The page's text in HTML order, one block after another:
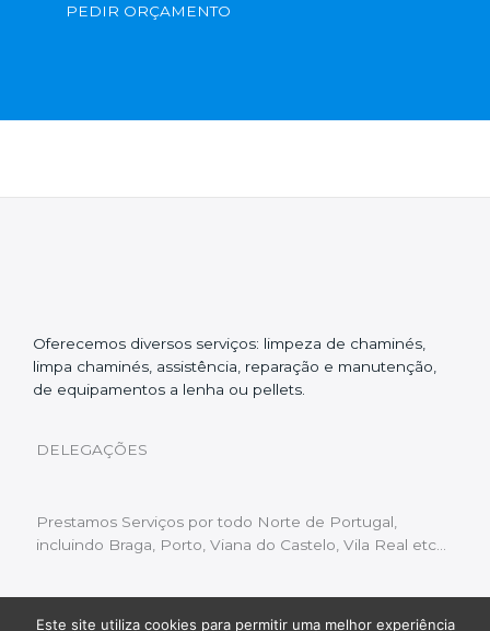
PEDIR ORÇAMENTO
Oferecemos diversos serviços: limpeza de chaminés,
limpa chaminés, assistência, reparação e manutenção,
de equipamentos a lenha ou pellets.
DELEGAÇÕES
Prestamos Serviços por todo Norte de Portugal,
incluindo Braga, Porto, Viana do Castelo, Vila Real etc…
Este site utiliza cookies para permitir uma melhor experiência